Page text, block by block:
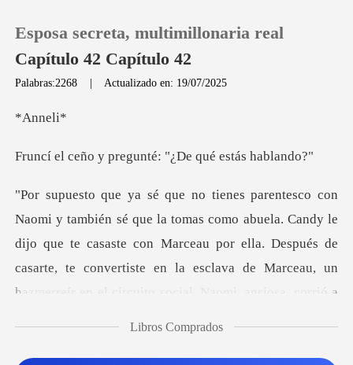
Recargar
Historia
Salir
Esposa secreta, multimillonaria real
Capítulo 42 Capítulo 42
Palabras:2268 | Actualizado en: 19/07/2025
nn
pregunté: "¿De qu
ela. Candy le
dijo que te casaste con Marceau por ella. Después de
casarte, te convertiste en
s
Libros Comprados